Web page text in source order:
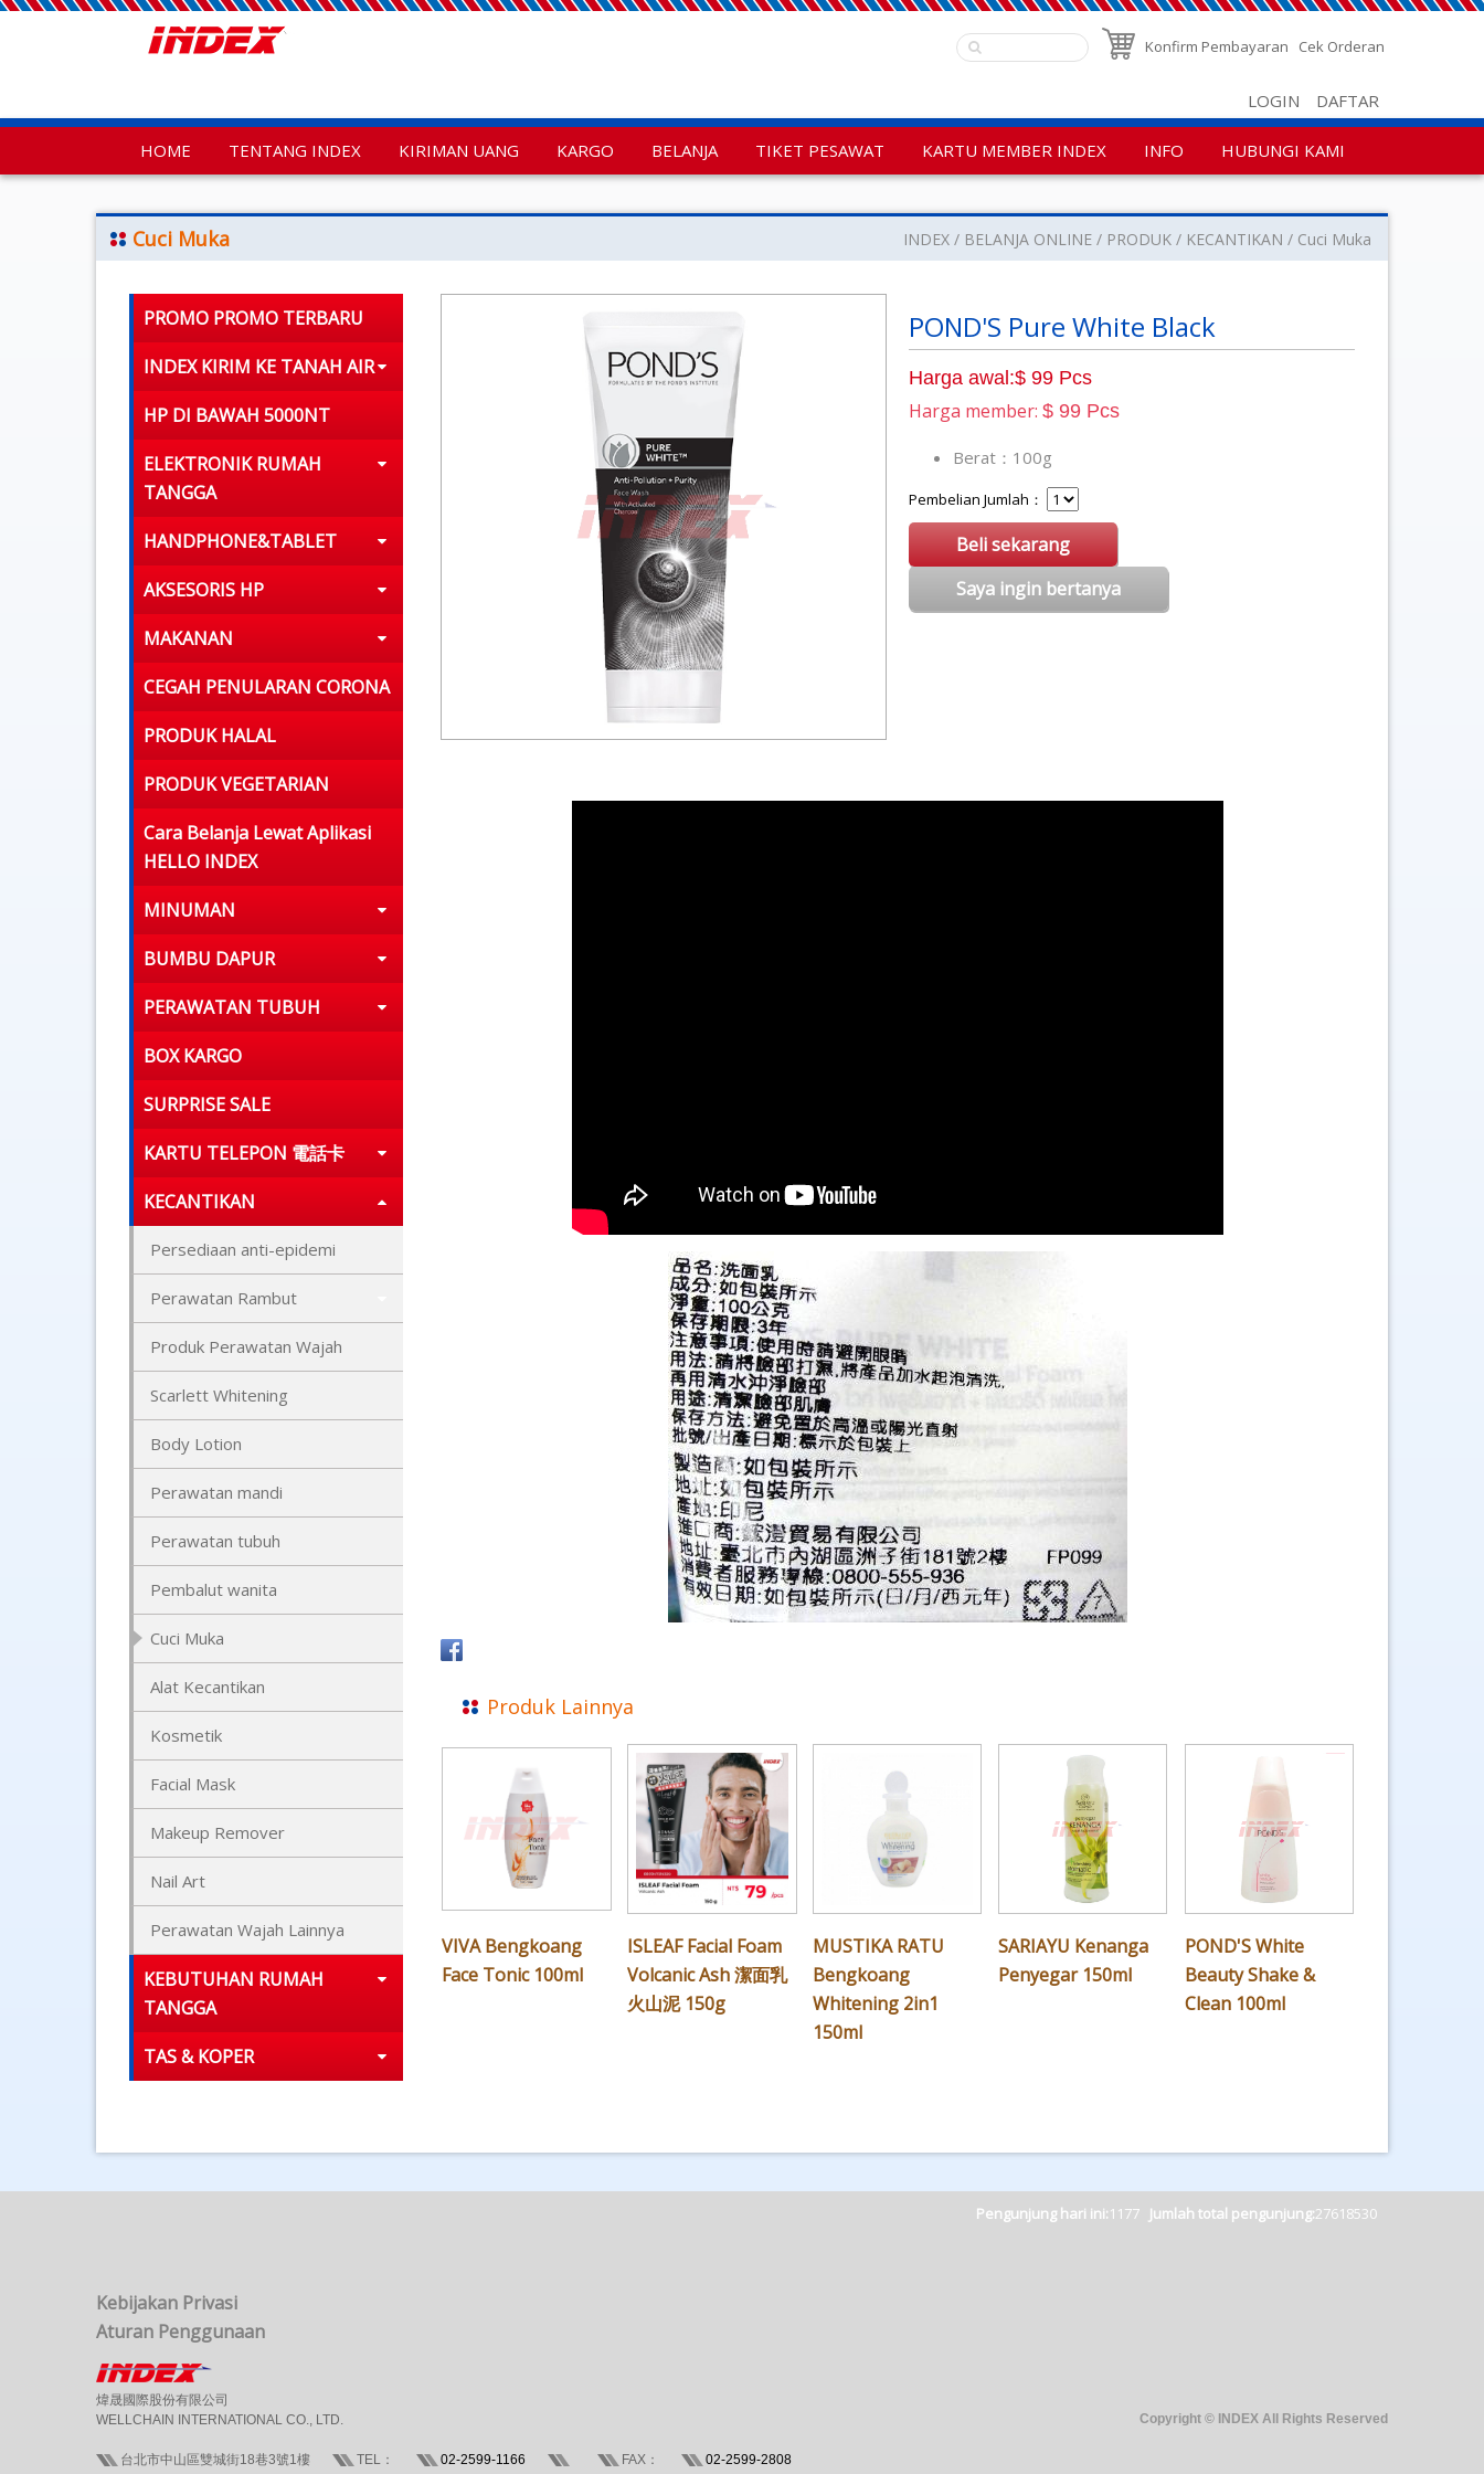
Konfirm Pembayaran Cek Orderan
LOGIN DAFTAR
HOME TENTANG INDEX KIRIMAN UANG KARGO BELANJA TIKET PESAWAT KARTU MEMBER INDEX INFO HUBUNGI KAMI
Cuci Muka INDEX BELANJA ONLINE PRODUK KECANTIKAN Cuci Muka
PROMO PROMO TERBARU
INDEX KIRIM KE TANAH AIR
HP DI BAWAH 5000NT
ELEKTRONIK RUMAH
TANGGA
HANDPHONE&TABLET
AKSESORIS HP
MAKANAN
CEGAH PENULARAN CORONA
PRODUK HALAL
PRODUK VEGETARIAN
Cara Belanja Lewat Aplikasi
HELLO INDEX
MINUMAN
BUMBU DAPUR
PERAWATAN TUBUH
BOX KARGO
SURPRISE SALE
KARTU TELEPON 電話卡
KECANTIKAN
Persediaan anti-epidemi
Perawatan Rambut
Produk Perawatan Wajah
Scarlett Whitening
Body Lotion
Perawatan mandi
Perawatan tubuh
Pembalut wanita
Cuci Muka
Alat Kecantikan
Kosmetik
Facial Mask
Makeup Remover
Nail Art
Perawatan Wajah Lainnya
KEBUTUHAN RUMAH
TANGGA
TAS & KOPER
POND'S Pure White Black
Harga awal:$ 99 Pcs
Harga member:$ 99 Pcs
Berat：100g
Pembelian Jumlah：
Beli sekarang
Saya ingin bertanya
Produk Lainnya
VIVA Bengkoang
Face Tonic 100ml
ISLEAF Facial Foam
Volcanic Ash 潔面乳
火山泥 150g
MUSTIKA RATU
Bengkoang
Whitening 2in1
150ml
SARIAYU Kenanga
Penyegar 150ml
POND'S White
Beauty Shake &
Clean 100ml
Pengunjung hari ini:1177 Jumlah total pengunjung:27618530
Kebijakan Privasi
Aturan Penggunaan
煒晟國際股份有限公司
WELLCHAIN INTERNATIONAL CO., LTD.
台北市中山區雙城街18巷3號1樓 TEL： 02-2599-1166 FAX： 02-2599-2808
Copyright © INDEX All Rights Reserved